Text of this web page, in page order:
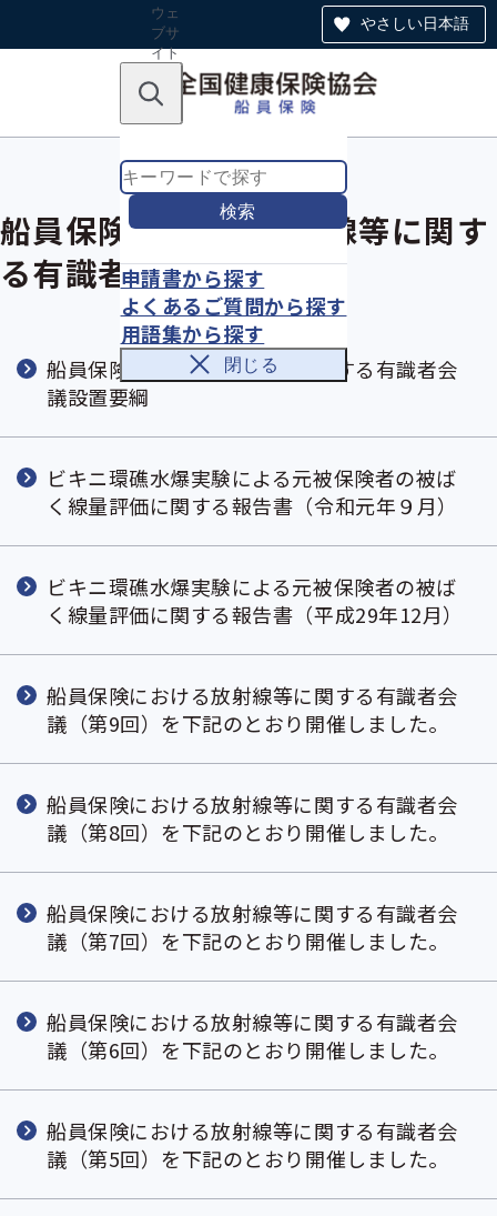
やさしい日本語
ウェ
ブサ
イト
のナ
ン
キーワードで探す
検索
申請書から探す
よくあるご質問から探す
用語集から探す
閉じる
船員保険における放射線等に関す
る有識者会議
船員保険における放射線等に関する有識者会
議設置要綱
ビキニ環礁水爆実験による元被保険者の被ば
く線量評価に関する報告書（令和元年９月）
ビキニ環礁水爆実験による元被保険者の被ば
く線量評価に関する報告書（平成29年12月）
船員保険における放射線等に関する有識者会
議（第9回）を下記のとおり開催しました。
船員保険における放射線等に関する有識者会
議（第8回）を下記のとおり開催しました。
船員保険における放射線等に関する有識者会
議（第7回）を下記のとおり開催しました。
船員保険における放射線等に関する有識者会
議（第6回）を下記のとおり開催しました。
船員保険における放射線等に関する有識者会
議（第5回）を下記のとおり開催しました。